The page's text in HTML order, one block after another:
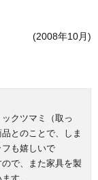
(2008年10月)
クツマミ（取っ
とのことで、しま
も嬉しいで
で、また家具を製